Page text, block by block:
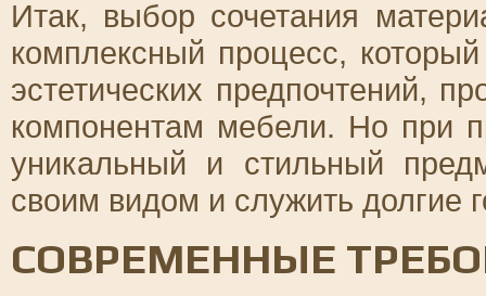
Итак, выбор сочетания
комплексный процесс,
эстетических предпочтений,
компонентам мебели. Но при
уникальный и стильный
своим видом и служить долгие
СОВРЕМЕННЫЕ